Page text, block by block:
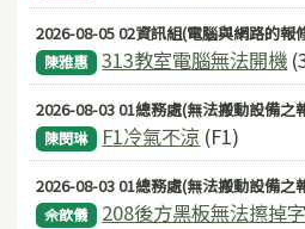
2026-08-05 02資訊組(電腦與網路的報
陳雅惠 313教室電腦無法開機
2026-08-03 01總務處(無法搬動設備之
陳閔琳 F1冷氣不涼 (F1)
2026-08-03 01總務處(無法搬動設備之
佘歆儀 208後方黑板無法擦掉字